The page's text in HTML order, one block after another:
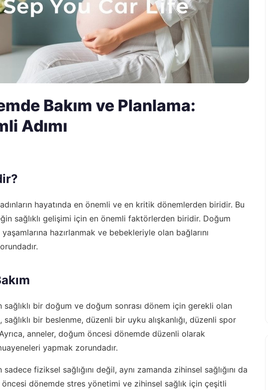
Bakım ve Planlama:
Adımı
hayatında en önemli ve en kritik dönemlerden biridir. Bu
sağlıklı gelişimi için en önemli faktörlerden biridir. Doğum
hazırlanmak ve bebekleriyle olan bağlarını
bir doğum ve doğum sonrası dönem için gerekli olan
sağlıklı bir beslenme, düzenli bir uyku alışkanlığı, düzenli spor
anneler, doğum öncesi dönemde düzenli olarak
yapmak zorundadır.
fiziksel sağlığını değil, aynı zamanda zihinsel sağlığını da
dönemde stres yönetimi ve zihinsel sağlık için çeşitli